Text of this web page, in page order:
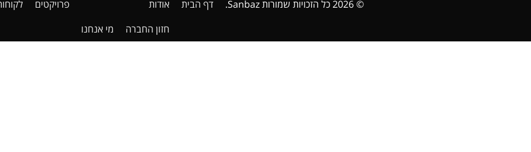
© 2026 כל הזכויות שמורות Sanbaz. דף הבית
אודות
חזון החברה
מי אנחנו
פרויקטים